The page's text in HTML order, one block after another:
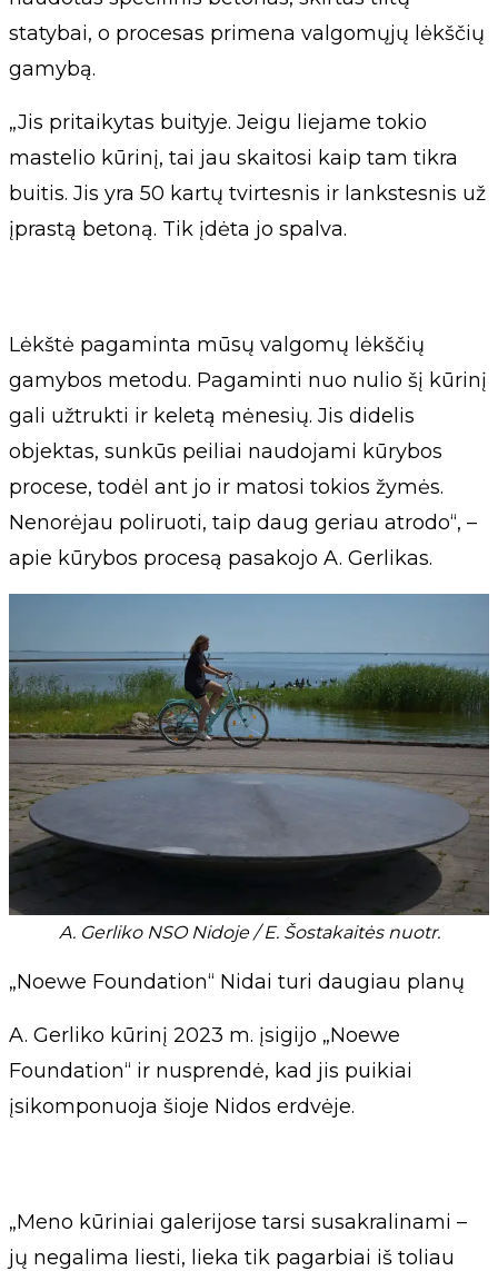
statybai, o procesas primena valgomųjų lėkščių
gamybą.
„Jis pritaikytas buityje. Jeigu liejame tokio
mastelio kūrinį, tai jau skaitosi kaip tam tikra
buitis. Jis yra 50 kartų tvirtesnis ir lankstesnis už
įprastą betoną. Tik įdėta jo spalva.
Lėkštė pagaminta mūsų valgomų lėkščių
gamybos metodu. Pagaminti nuo nulio šį kūrinį
gali užtrukti ir keletą mėnesių. Jis didelis
objektas, sunkūs peiliai naudojami kūrybos
procese, todėl ant jo ir matosi tokios žymės.
Nenorėjau poliruoti, taip daug geriau atrodo“, –
apie kūrybos procesą pasakojo A. Gerlikas.
A. Gerliko NSO Nidoje / E. Šostakaitės nuotr.
„Noewe Foundation“ Nidai turi daugiau planų
A. Gerliko kūrinį 2023 m. įsigijo „Noewe
Foundation“ ir nusprendė, kad jis puikiai
įsikomponuoja šioje Nidos erdvėje.
„Meno kūriniai galerijose tarsi susakralinami –
jų negalima liesti, lieka tik pagarbiai iš toliau